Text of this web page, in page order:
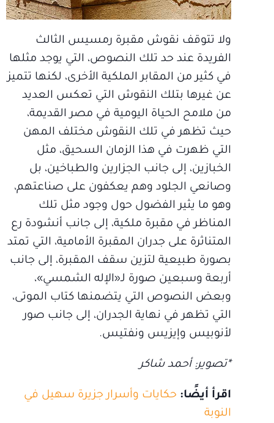
ولا تتوقف نقوش مقبرة رمسيس الثالث
الفريدة عند حد تلك النصوص، التي يوجد مثلها
في كثير من المقابر الملكية الأخرى، لكنها تتميز
عن غيرها بتلك النقوش التي تعكس العديد
من ملامح الحياة اليومية في مصر القديمة،
حيث تظهر في تلك النقوش مختلف المهن
التي ظهرت في هذا الزمان السحيق، مثل
الخبازين، إلى جانب الجزارين والطباخين، بل
وصانعي الجلود وهم يعكفون على صناعتهم،
وهو ما يثير الفضول حول وجود مثل تلك
المناظر في مقبرة ملكية، إلى جانب أنشودة رع
المتناثرة على جدران المقبرة الأمامية، التي تمتد
بصورة طبيعية لتزين سقف المقبرة، إلى جانب
أربعة وسبعين صورة لـ«الإله الشمسي»،
وبعض النصوص التي يتضمنها كتاب الموتى،
التي تظهر في نهاية الجدران، إلى جانب صور
لأنوبيس وإيزيس ونفتيس.
*تصوير: أحمد شاكر
اقرأ أيضًا: حكايات وأسرار جزيرة سهيل في
النوبة